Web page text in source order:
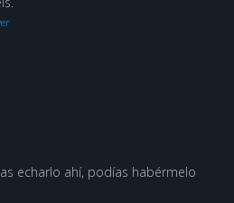
echarlo ahí, podías habérmelo